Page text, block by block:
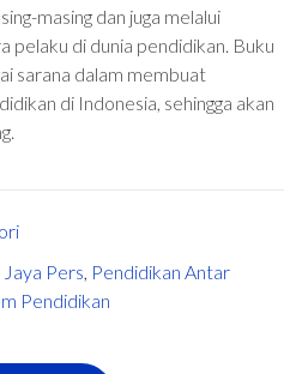
masing dan juga melalui
pelaku di dunia pendidikan. Buku
sarana dalam membuat
di Indonesia, sehingga akan
Jaya Pers, Pendidikan Antar
Pendidikan